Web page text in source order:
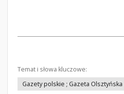
Temat i słowa kluczowe:
Gazety polskie ; Gazeta Olsztyńska